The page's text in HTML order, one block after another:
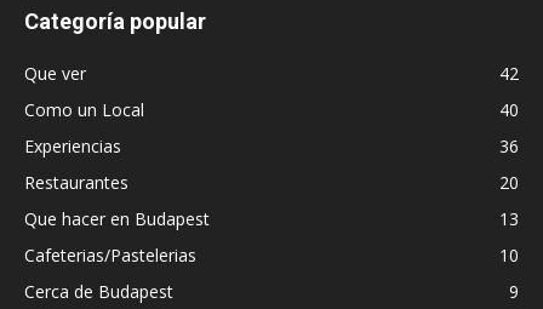
Categoría popular
Que ver
42
Como un Local
40
Experiencias
36
Restaurantes
20
Que hacer en Budapest
13
Cafeterias/Pastelerias
10
Cerca de Budapest
9